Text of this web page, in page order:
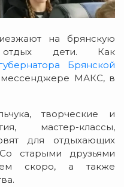
на брянскую
дети. Как
Брянской
МАКС, в
творческие и
мастер-классы,
для отдыхающих
старыми друзьями
скоро, а также